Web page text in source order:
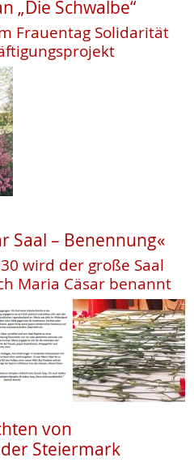
„Die Schwalbe“
Frauentag Solidarität
Saal – Benennung«
wird der große Saal
Maria Cäsar benannt
von
Steiermark